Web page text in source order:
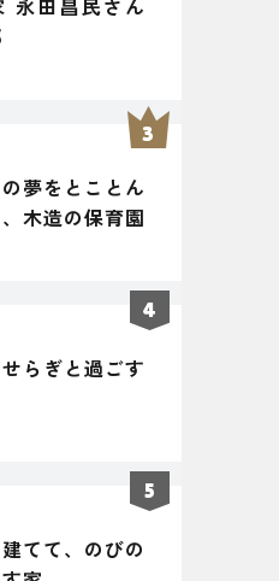
夢をとことん
木造の保育園
らぎと過ごす
てて、のびの